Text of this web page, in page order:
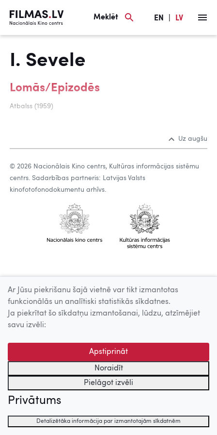
Meklēt EN LV
I. Sevele
Lomās/Epizodēs
Atbalss (1959)
Uz augšu
© 2026 Nacionālais Kino centrs, Kultūras informācijas sistēmu
centrs. Sadarbības partneris: Latvijas Valsts
kinofotofonodokumentu arhīvs.
Ar Jūsu piekrišanu šajā vietnē var tikt izmantotas
funkcionālās un analītiski statistikās sīkdatnes.
Ja piekrītat šo sīkdatņu izmantošanai, lūdzu, atzīmējiet
savu izvēli:
Apstiprināt
Noraidīt
Pielāgot izvēli
Privātums
Detalizētāka informācija par izmantotajām sīkdatnēm